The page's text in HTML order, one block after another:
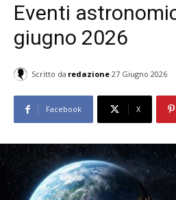
Eventi
giugno 2026
Scritto da redazione 27 Giugno 2026
Facebook X